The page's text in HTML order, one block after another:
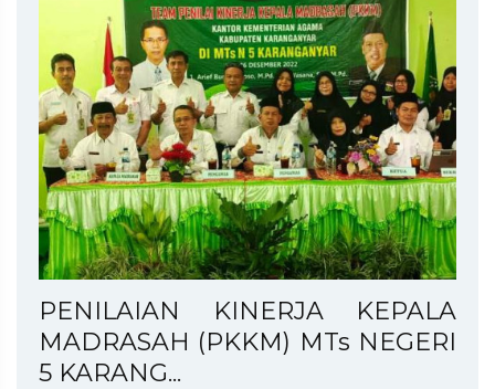
PENILAIAN KINERJA KEPALA
MADRASAH (PKKM) MTs NEGERI
5 KARANG...